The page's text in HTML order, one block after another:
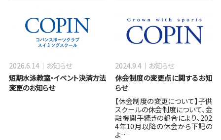
短期水泳教室・イベント決済方法
変更のお知らせ
2026.6.14
お知らせ
休会制度の変更点に関するお知
らせ
2024.9.4 お知らせ
【休会制度の変更について】子供
スクールの休会制度について、金
融機関手続きの都合により、202
4年10月以降の休会から下記の
よ…